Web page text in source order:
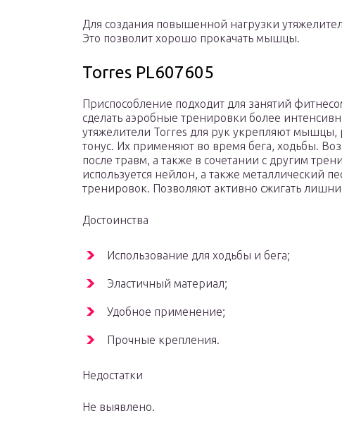
Для создания повышенной нагрузки
Это позволит хорошо прокачать мышцы.
Torres PL607605
Приспособление подходит для занятий
сделать аэробные тренировки более
утяжелители Torres для рук укрепляют
тонус. Их применяют во время бега, ходьбы.
после травм, а также в сочетании с другим
используется нейлон, а также металлический
тренировок. Позволяют активно сжигать
Достоинства
Использование для ходьбы и бега;
Эластичный материал;
Удобное применение;
Прочные крепления.
Недостатки
Не выявлено.